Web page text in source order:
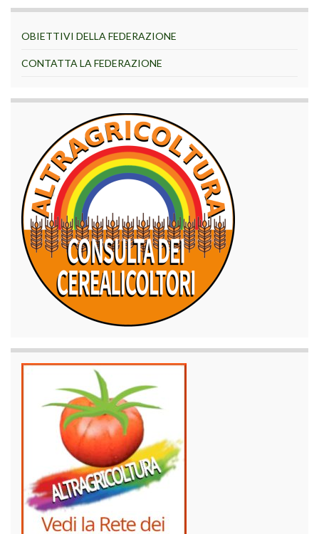
OBIETTIVI DELLA FEDERAZIONE
CONTATTA LA FEDERAZIONE